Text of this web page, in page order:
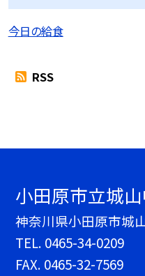
今日の給食
RSS
小田原市立城
神奈川県小田原市城
TEL. 0465-34-0209
FAX. 0465-32-7569